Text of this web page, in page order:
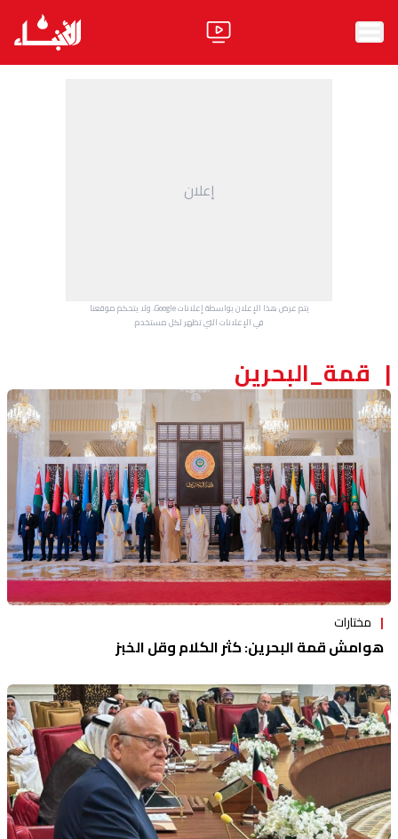
ثقافة ومجتمع
منوعات
إعلان
يتم عرض هذا الإعلان بواسطة إعلانات Google، ولا يتحكم موقعنا
في الإعلانات التي تظهر لكل مستخدم.
قمة_البحرين
مختارات
هوامش قمة البحرين: كثر الكلام وقل الخبز